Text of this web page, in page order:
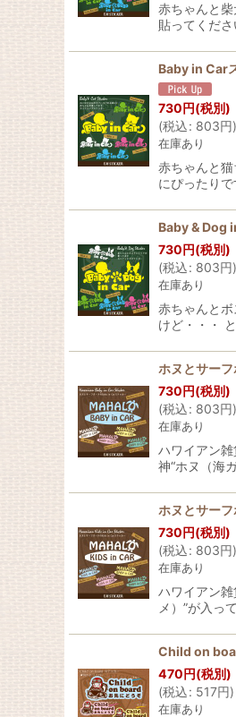
赤ちゃんと
貼ってくだ
Baby in Car
730円(税別)
(税込: 803円)
在庫あり
赤ちゃんと
にぴったり
Baby & Dog
730円(税別)
(税込: 803円)
在庫あり
赤ちゃんと
けど・・・
ホヌとサー
730円(税別)
(税込: 803円)
在庫あり
ハワイアン
神“ホヌ（海
ホヌとサー
730円(税別)
(税込: 803円)
在庫あり
ハワイアン
メ）”が入っ
Child on
470円(税別)
(税込: 517円)
在庫あり